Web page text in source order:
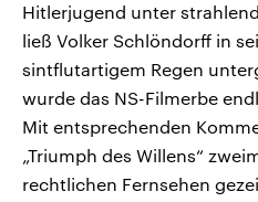
Hitlerjugend unter
ließ Volker Schlöndorff in
sintflutartigem Regen
wurde das NS-Filmerbe
Mit entsprechenden
„Triumph des Willens“
rechtlichen Fernsehen